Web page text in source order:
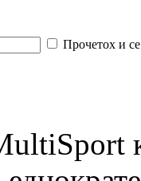
Прочетох и